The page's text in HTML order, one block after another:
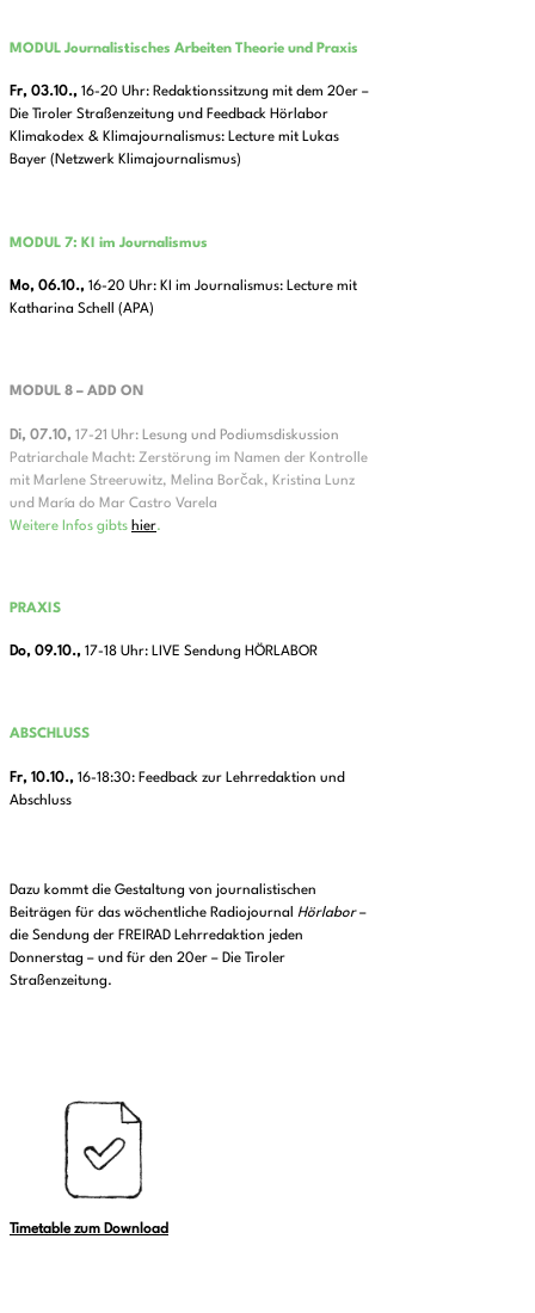
MODUL Journalistisches Arbeiten Theorie und Praxis
Fr, 03.10., 16-20 Uhr: Redaktionssitzung mit dem 20er –
Die Tiroler Straßenzeitung und Feedback Hörlabor
Klimakodex & Klimajournalismus: Lecture mit Lukas
Bayer (Netzwerk Klimajournalismus)
MODUL 7: KI im Journalismus
Mo, 06.10., 16-20 Uhr: KI im Journalismus: Lecture mit
Katharina Schell (APA)
MODUL 8 – ADD ON
Di, 07.10, 17-21 Uhr: Lesung und Podiumsdiskussion
Patriarchale Macht: Zerstörung im Namen der Kontrolle
mit Marlene Streeruwitz, Melina Borčak, Kristina Lunz
und María do Mar Castro Varela
Weitere Infos gibts hier.
PRAXIS
Do, 09.10., 17-18 Uhr: LIVE Sendung HÖRLABOR
ABSCHLUSS
Fr, 10.10., 16-18:30: Feedback zur Lehrredaktion und
Abschluss
Dazu kommt die Gestaltung von journalistischen
Beiträgen für das wöchentliche Radiojournal Hörlabor–
die Sendung der FREIRAD Lehrredaktion jeden
Donnerstag – und für den 20er – Die Tiroler
Straßenzeitung.
Timetable zum Download